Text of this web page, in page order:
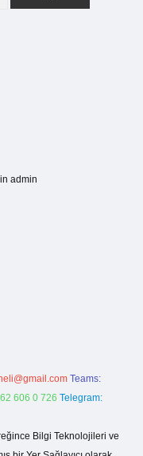
admin
Teams:
606 0 726 Telegram:
Bilgi Teknolojileri ve